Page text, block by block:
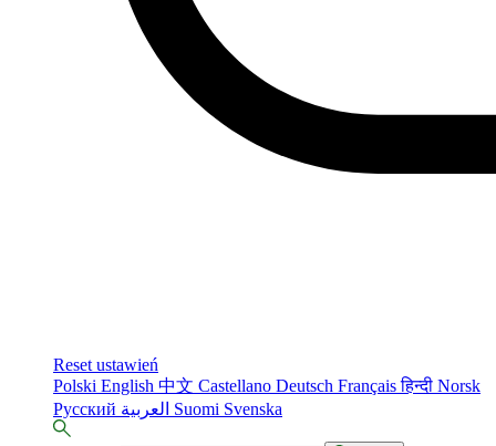
Reset ustawień
Polski English 中文 Castellano Deutsch Françaisहिन्दी Norsk
Русский
Suomi Svenska